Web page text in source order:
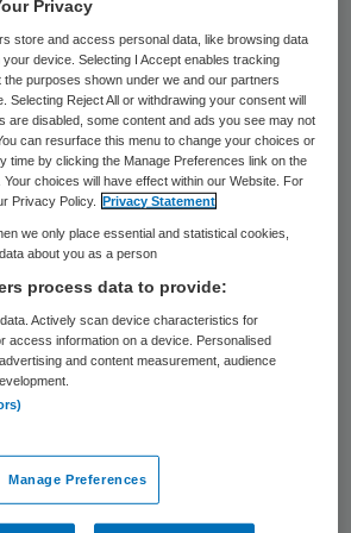
Fonds voor de Regionale
provincie Gelderland en het
4 miljoen euro in een
om ondervoeding van
in ziekenhuizen tegen
project Cater with Care
ontwikkelen met een hoge
waardoor zieke mensen
herstellen en de kwaliteit
omhoog gaat.
Privacy
store and access personal data, like browsing data
device. Selecting I Accept enables tracking
the purposes shown under we and our partners
Selecting Reject All or withdrawing your consent will
are disabled, some content and ads you see may not
can resurface this menu to change your choices or
time by clicking the Manage Preferences link on the
Your choices will have effect within our Website. For
Privacy Policy.
Privacy Statement
we only place essential and statistical cookies,
about you as a person
process data to provide:
Actively scan device characteristics for
access information on a device. Personalised
and content measurement, audience
Manage Preferences